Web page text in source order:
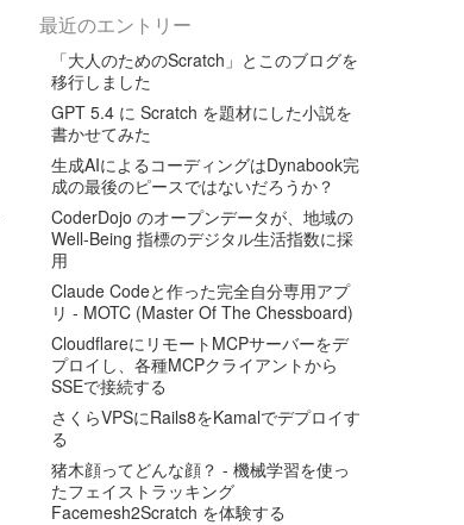
最近のエントリー
「大人のためのScratch」とこのブログを
移行しました
GPT 5.4 に Scratch を題材にした小説を
書かせてみた
生成AIによるコーディングはDynabook完
成の最後のピースではないだろうか？
CoderDojo のオープンデータが、地域の
Well-Being 指標のデジタル生活指数に採
用
Claude Codeと作った完全自分専用アプ
リ - MOTC (Master Of The Chessboard)
CloudflareにリモートMCPサーバーをデ
プロイし、各種MCPクライアントから
SSEで接続する
さくらVPSにRails8をKamalでデプロイす
る
猪木顔ってどんな顔？ - 機械学習を使っ
たフェイストラッキング
Facemesh2Scratch を体験する